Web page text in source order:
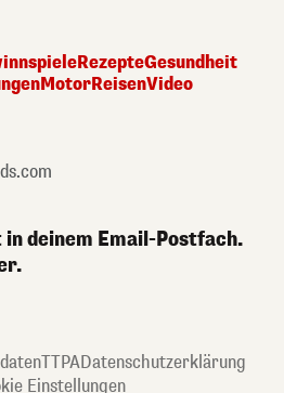
RezepteGesundheit
MotorReisenVideo
deinem Email-Postfach.
TTPADatenschutzerklärung
Einstellungen